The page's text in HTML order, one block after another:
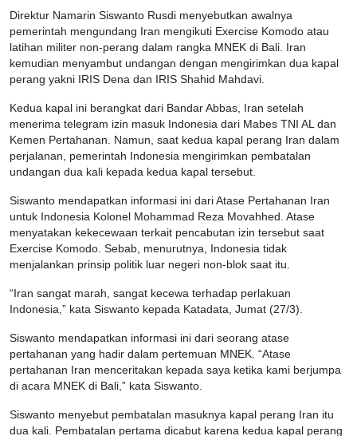
Direktur Namarin Siswanto Rusdi menyebutkan awalnya
pemerintah mengundang Iran mengikuti Exercise Komodo atau
latihan militer non-perang dalam rangka MNEK di Bali. Iran
kemudian menyambut undangan dengan mengirimkan dua kapal
perang yakni IRIS Dena dan IRIS Shahid Mahdavi.
Kedua kapal ini berangkat dari Bandar Abbas, Iran setelah
menerima telegram izin masuk Indonesia dari Mabes TNI AL dan
Kemen Pertahanan. Namun, saat kedua kapal perang Iran dalam
perjalanan, pemerintah Indonesia mengirimkan pembatalan
undangan dua kali kepada kedua kapal tersebut.
Siswanto mendapatkan informasi ini dari Atase Pertahanan Iran
untuk Indonesia Kolonel Mohammad Reza Movahhed. Atase
menyatakan kekecewaan terkait pencabutan izin tersebut saat
Exercise Komodo. Sebab, menurutnya, Indonesia tidak
menjalankan prinsip politik luar negeri non-blok saat itu.
“Iran sangat marah, sangat kecewa terhadap perlakuan
Indonesia,” kata Siswanto kepada Katadata, Jumat (27/3).
Siswanto mendapatkan informasi ini dari seorang atase
pertahanan yang hadir dalam pertemuan MNEK. “Atase
pertahanan Iran menceritakan kepada saya ketika kami berjumpa
di acara MNEK di Bali,” kata Siswanto.
Siswanto menyebut pembatalan masuknya kapal perang Iran itu
dua kali. Pembatalan pertama dicabut karena kedua kapal perang